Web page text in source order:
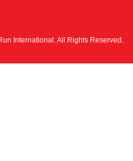
International. All Rights Reserved.